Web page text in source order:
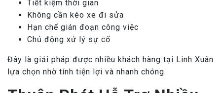
Tiết kiệm thời gian
Không cần kéo xe đi sửa
Hạn chế gián đoạn công việc
Chủ động xử lý sự cố
Đây là giải pháp được nhiều khách hàng tại Linh Xuân
lựa chọn nhờ tính tiện lợi và nhanh chóng.